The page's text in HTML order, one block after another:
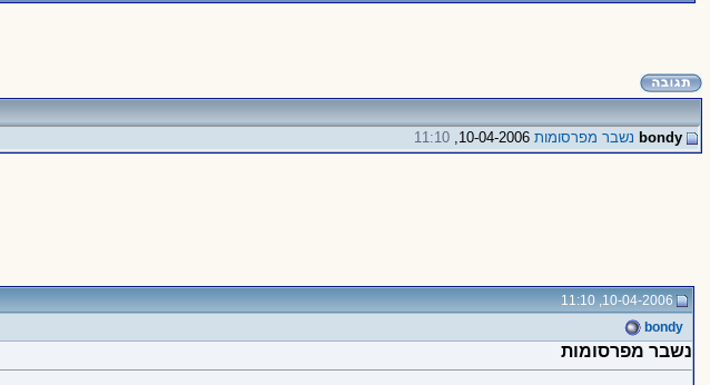
bondy נשבר מפרסומות10-04-2006,
11:10
10-04-2006, 11:10
bondy
נשבר מפרסומות